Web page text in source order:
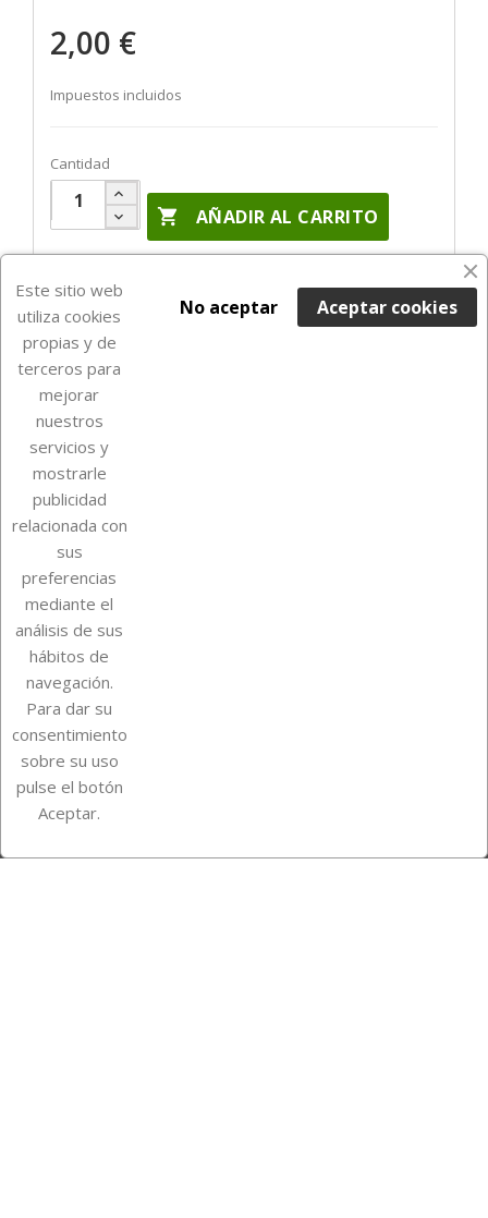
2,00 €
Impuestos incluidos
Cantidad
 AÑADIR AL CARRITO

Su cuenta
Información de la tienda
InstagramTikTok
Este sitio web
utiliza cookies
propias y de
terceros para
mejorar
nuestros
servicios y
mostrarle
publicidad
relacionada con
sus
preferencias
mediante el
análisis de sus
hábitos de
navegación.
Para dar su
consentimiento
sobre su uso
pulse el botón
Aceptar.
Aceptar cookies
No aceptar